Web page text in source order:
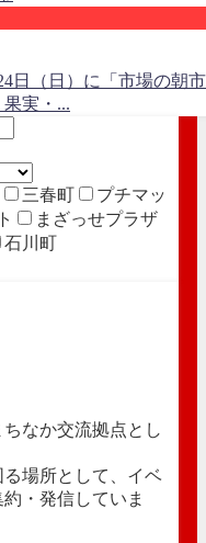
日（日）に「市場の朝
実・...
三春町
プチマッ
まざっせプラザ
石川町
なか交流拠点とし
場所として、イベ
・発信していま